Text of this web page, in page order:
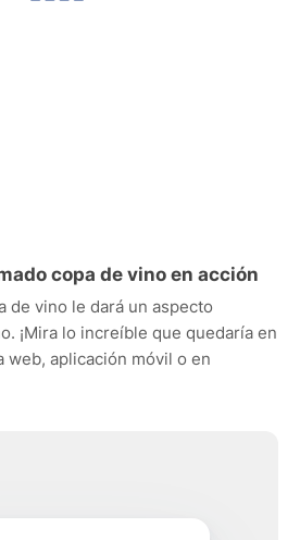
copa de vino en acción
de vino le dará un aspecto
¡Mira lo increíble que quedaría en
web, aplicación móvil o en